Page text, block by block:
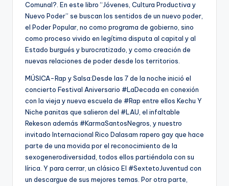
Comunal?. En este libro “Jóvenes, Cultura Productiva y
Nuevo Poder” se buscan los sentidos de un nuevo poder,
el Poder Popular, no como programa de gobierno, sino
como proceso vivido en legítima disputa al capital y al
Estado burgués y burocratizado, y como creación de
nuevas relaciones de poder desde los territorios.
MÚSICA-Rap y Salsa:Desde las 7 de la noche inició el
concierto Festival Aniversario ‪#‎LaDecada‬ en conexión
con la vieja y nueva escuela de ‪#‎Rap‬ entre ellos Kechu Y
Niche panitas que salieron del ‪#‎LAU‬, el infaltable
Rekeson además ‪#‎KarmaSantosNegros‬, y nuestro
invitado Internacional Rico Dalasam rapero gay que hace
parte de una movida por el reconocimiento de la
sexogenerodiversidad, todos ellos partiéndola con su
lírica. Y para cerrar, un clásico El ‪#‎SextetoJuventud‬ con
un descargue de sus mejores temas. Por otra parte,